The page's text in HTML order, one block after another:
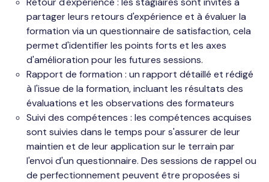
partager leurs retours d'expérience et à évaluer la
formation via un questionnaire de satisfaction, cela
permet d'identifier les points forts et les axes
d'amélioration pour les futures sessions.
Rapport de formation : un rapport détaillé et rédigé
à l'issue de la formation, incluant les résultats des
évaluations et les observations des formateurs
Suivi des compétences : les compétences acquises
sont suivies dans le temps pour s'assurer de leur
maintien et de leur application sur le terrain par
l'envoi d'un questionnaire. Des sessions de rappel ou
de perfectionnement peuvent être proposées si